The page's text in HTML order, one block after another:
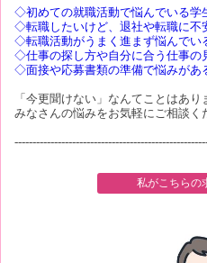
◇初めての就職活動で悩んでいる学
◇転職したいけど、退社や転職に不
◇転職活動がうまく進まず悩んでい
◇仕事の探し方や自分に合う仕事の
◇面接や応募書類の準備で悩みがあ
「今更聞けない」なんてことはあり
みなさんの悩みをお気軽にご相談く
私がこちらの